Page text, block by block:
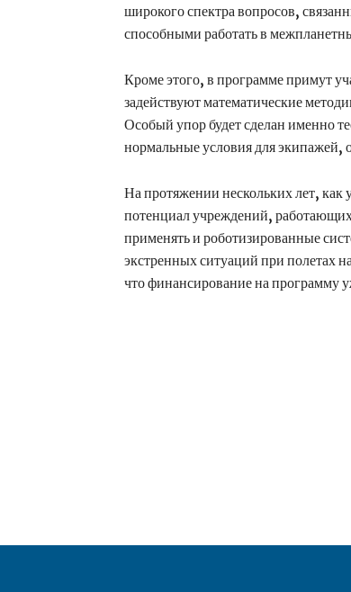
широкого спектра вопросов,
способными работать в
Кроме этого, в программе примут
задействуют математические
Особый упор будет сделан именно
нормальные условия для экипажей,
На протяжении нескольких лет, как
потенциал учреждений,
применять и роботизированные
экстренных ситуаций при полетах
что финансирование на программу